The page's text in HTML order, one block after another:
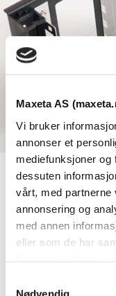
Maxeta AS
Vi bruker
annonser et
mediefunksjoner
dessuten
vårt, med partnerne
annonsering og
med annen
eller som de har
Se